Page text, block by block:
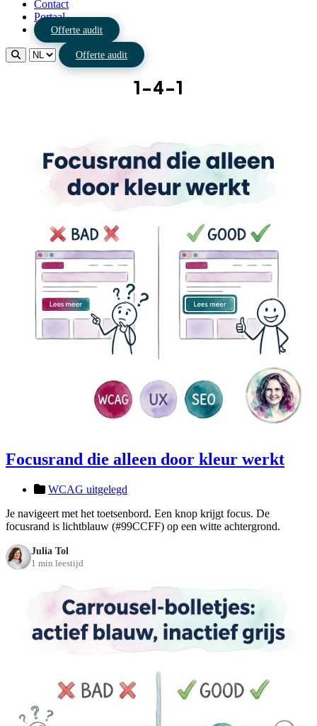
Contact
Portaal
Offerte audit
Offerte audit
1-4-1
Focusrand die alleen door kleur werkt
WCAG uitgelegd
Je navigeert met het toetsenbord. Een knop krijgt focus. De
focusrand is lichtblauw (#99CCFF) op een witte achtergrond.
Julia Tol
1 min leestijd